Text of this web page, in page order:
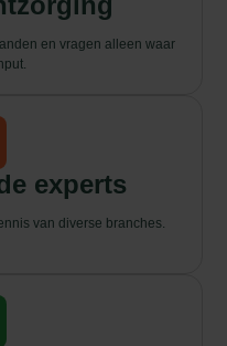
en vragen alleen waar
experts
van diverse branches.